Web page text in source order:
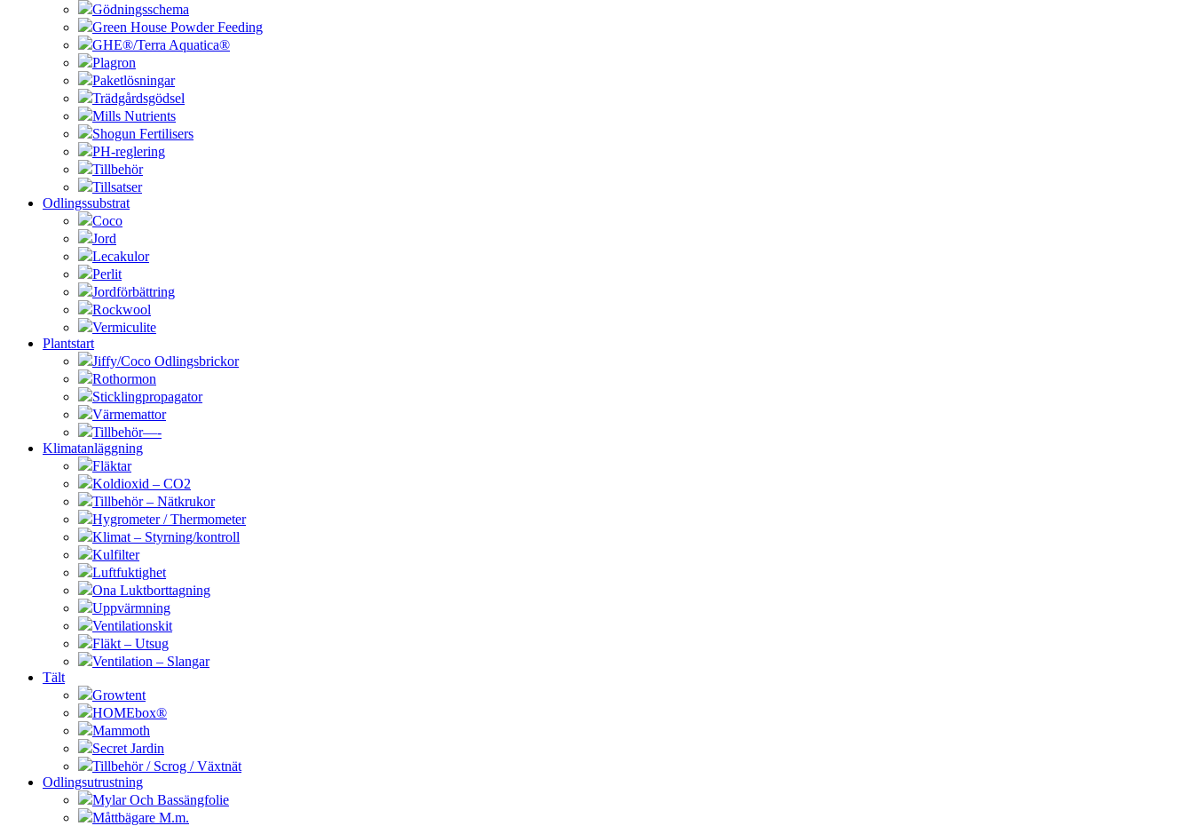
Gödningsschema
Green House Powder Feeding
GHE®/Terra Aquatica®
Plagron
Paketlösningar
Trädgårdsgödsel
Mills Nutrients
Shogun Fertilisers
PH-reglering
Tillbehör
Tillsatser
Odlingssubstrat
Coco
Jord
Lecakulor
Perlit
Jordförbättring
Rockwool
Vermiculite
Plantstart
Jiffy/Coco Odlingsbrickor
Rothormon
Sticklingpropagator
Värmemattor
Tillbehör—-
Klimatanläggning
Fläktar
Koldioxid – CO2
Tillbehör – Nätkrukor
Hygrometer / Thermometer
Klimat – Styrning/kontroll
Kulfilter
Luftfuktighet
Ona Luktborttagning
Uppvärmning
Ventilationskit
Fläkt – Utsug
Ventilation – Slangar
Tält
Growtent
HOMEbox®
Mammoth
Secret Jardin
Tillbehör / Scrog / Växtnät
Odlingsutrustning
Mylar Och Bassängfolie
Måttbägare M.m.